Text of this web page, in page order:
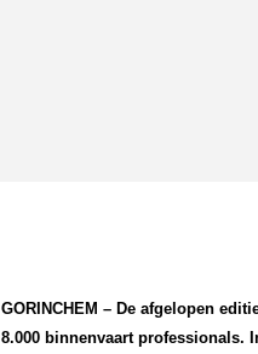
GORINCHEM – De afgelopen
8.000 binnenvaart professionals.